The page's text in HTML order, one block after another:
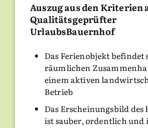
Auszug aus den Kriterien
Qualitätsgeprüfter
UrlaubsBauernhof
Das Ferienobjekt befindet
räumlichen
einem aktiven
Betrieb
Das Erscheinungsbild des
ist sauber, ordentlich und